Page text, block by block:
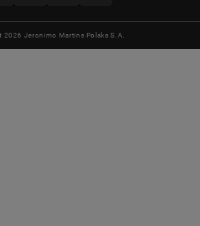
2026 Jeronimo Martins Polska S.A.